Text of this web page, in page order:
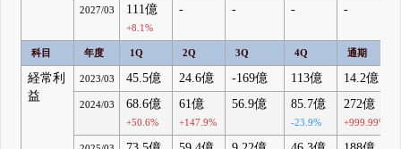
2027/03 111億
+8.1%
- - - -
科目 年度 1Q 2Q 3Q 4Q 通期
経常利
益
2023/03 45.5億 24.6億 -169億 113億 14.2億
2024/03 68.6億
+50.6%
61億
+147.9%
56.9億 85.7億
-23.9%
272億
+999.99%